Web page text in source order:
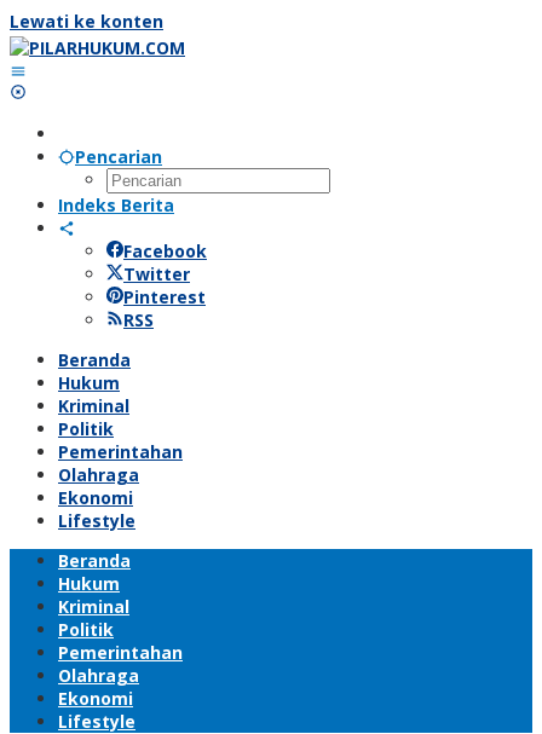
Lewati ke konten
Pencarian
Indeks Berita
Facebook
Twitter
Pinterest
RSS
Beranda
Hukum
Kriminal
Politik
Pemerintahan
Olahraga
Ekonomi
Lifestyle
Beranda
Hukum
Kriminal
Politik
Pemerintahan
Olahraga
Ekonomi
Lifestyle